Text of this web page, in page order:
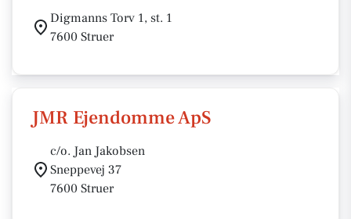
Digmanns Torv 1, st. 1
7600 Struer
JMR Ejendomme ApS
c/o. Jan Jakobsen
Sneppevej 37
7600 Struer